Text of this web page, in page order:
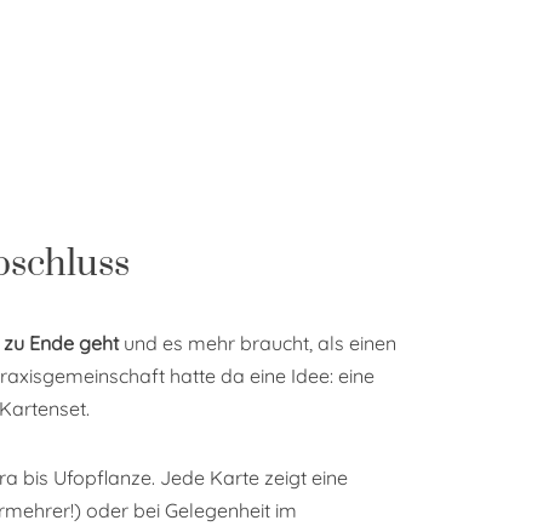
Ende gehtund es mehr braucht, als einen
hatte da eine Idee: eine
bis Ufopflanze. Jede Karte zeigt eine
oder bei Gelegenheit im